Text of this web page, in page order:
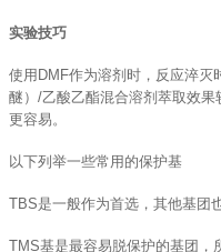
实验技巧
使用DMF作为溶剂时，反应淬灭
醚）/乙酸乙酯混合溶剂萃取效
更容易。
以下列举一些常用的保护基
TBS是一般作为首选，其他基团
TMS基是最容易脱保护的基团，